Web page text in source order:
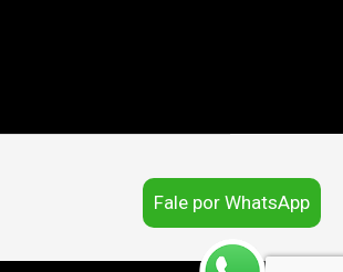
Fale por WhatsApp